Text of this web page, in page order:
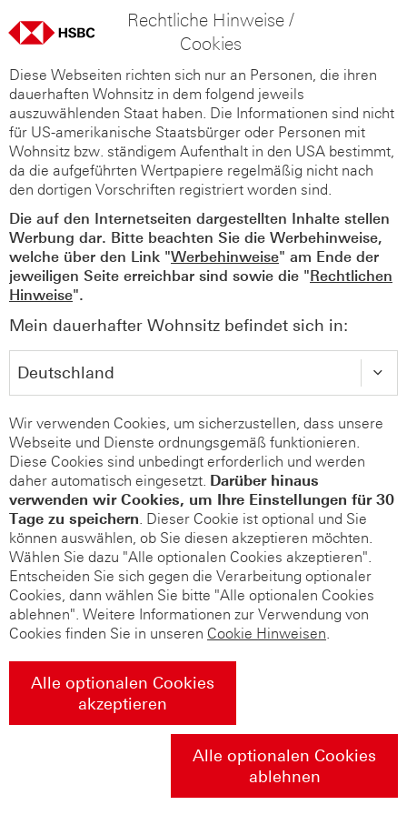
Rechtliche Hinweise /
Cookies
Diese Webseiten richten sich nur an Personen, die ihren
dauerhaften Wohnsitz in dem folgend jeweils
auszuwählenden Staat haben. Die Informationen sind nicht
für US-amerikanische Staatsbürger oder Personen mit
Wohnsitz bzw. ständigem Aufenthalt in den USA bestimmt,
da die aufgeführten Wertpapiere regelmäßig nicht nach
den dortigen Vorschriften registriert worden sind.
Die auf den Internetseiten dargestellten Inhalte stellen
Werbung dar. Bitte beachten Sie die Werbehinweise,
welche über den Link "Werbehinweise" am Ende der
jeweiligen Seite erreichbar sind sowie die "Rechtlichen
Hinweise".
Mein dauerhafter Wohnsitz befindet sich in:
Wir verwenden Cookies, um sicherzustellen, dass unsere
Webseite und Dienste ordnungsgemäß funktionieren.
Diese Cookies sind unbedingt erforderlich und werden
daher automatisch eingesetzt. Darüber hinaus
verwenden wir Cookies, um Ihre Einstellungen für 30
Tage zu speichern. Dieser Cookie ist optional und Sie
können auswählen, ob Sie diesen akzeptieren möchten.
Wählen Sie dazu "Alle optionalen Cookies akzeptieren".
Entscheiden Sie sich gegen die Verarbeitung optionaler
Cookies, dann wählen Sie bitte "Alle optionalen Cookies
ablehnen". Weitere Informationen zur Verwendung von
Cookies finden Sie in unseren Cookie Hinweisen.
Alle optionalen Cookies
akzeptieren
Alle optionalen Cookies
ablehnen